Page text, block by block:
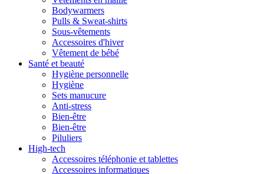
Bodywarmers
Pulls & Sweat-shirts
Sous-vêtements
Accessoires d'hiver
Vêtement de bébé
Santé et beauté
Hygiène personnelle
Hygiène
Sets manucure
Anti-stress
Bien-être
Bien-être
Piluliers
High-tech
Accessoires téléphonie et tablettes
Accessoires informatiques